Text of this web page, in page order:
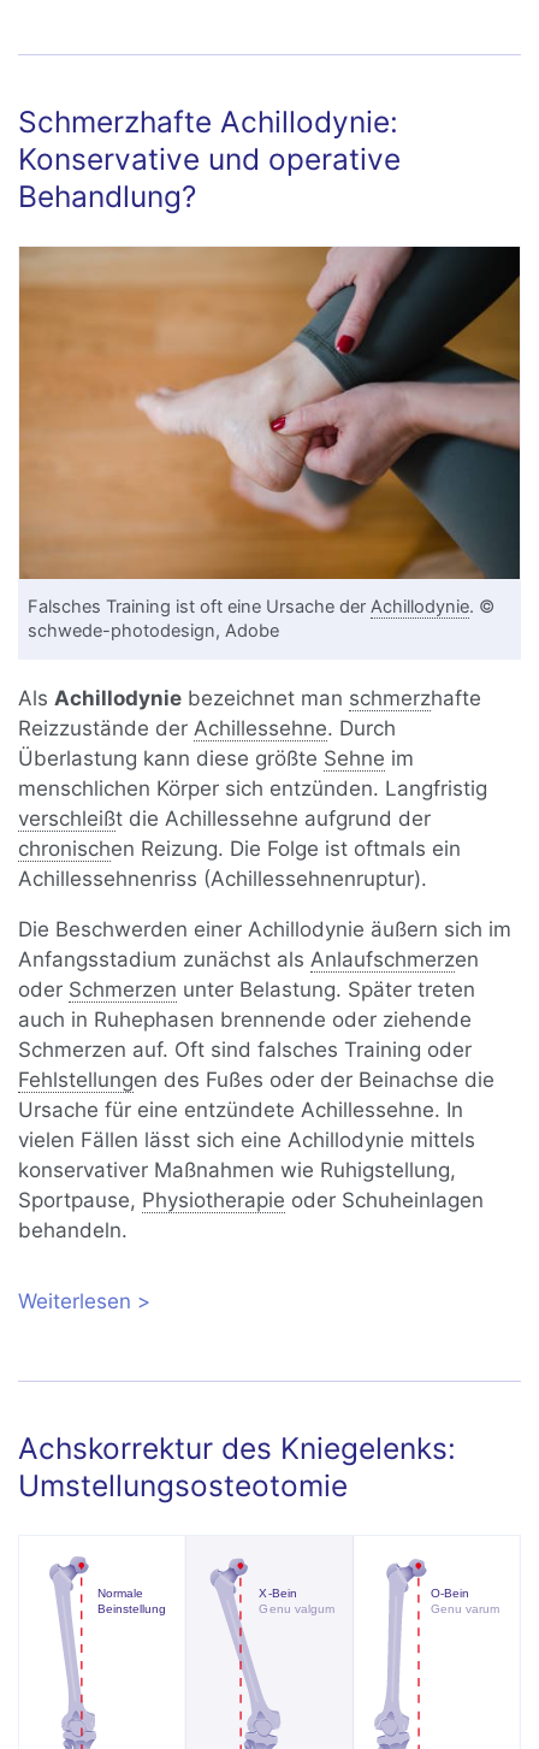
Schmerzhafte Achillodynie:
Konservative und operative
Behandlung?
Falsches Training ist oft eine Ursache derAchillodynie. ©
schwede-photodesign, Adobe
AlsAchillodynie bezeichnet man schmerzhafte
Reizzustände derAchillessehne. Durch
Überlastung kann diese größte Sehne im
menschlichen Körper sich entzünden. Langfristig
verschleißt die Achillessehne aufgrund der
chronischen Reizung. Die Folge ist oftmals ein
Achillessehnenriss (Achillessehnenruptur).
Die Beschwerden einer Achillodynie äußern sich im
Anfangsstadium zunächst alsAnlaufschmerzen
oder Schmerzen unter Belastung. Später treten
auch in Ruhephasen brennende oder ziehende
Schmerzen auf. Oft sind falsches Training oder
Fehlstellungen des Fußes oder der Beinachse die
Ursache für eine entzündete Achillessehne. In
vielen Fällen lässt sich eine Achillodynie mittels
konservativer Maßnahmen wie Ruhigstellung,
Sportpause, Physiotherapie oder Schuheinlagen
behandeln.
Weiterlesen über Schmerzhafte Achillodynie:
Achskorrektur des Kniegelenks:
Umstellungsosteotomie